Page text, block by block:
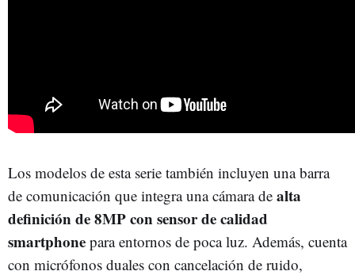
Los modelos de esta serie también incluyen una barra
de comunicación que integra una cámara de alta
definición de 8MP con sensor de calidad
smartphone para entornos de poca luz. Además, cuenta
con micrófonos duales con cancelación de ruido,